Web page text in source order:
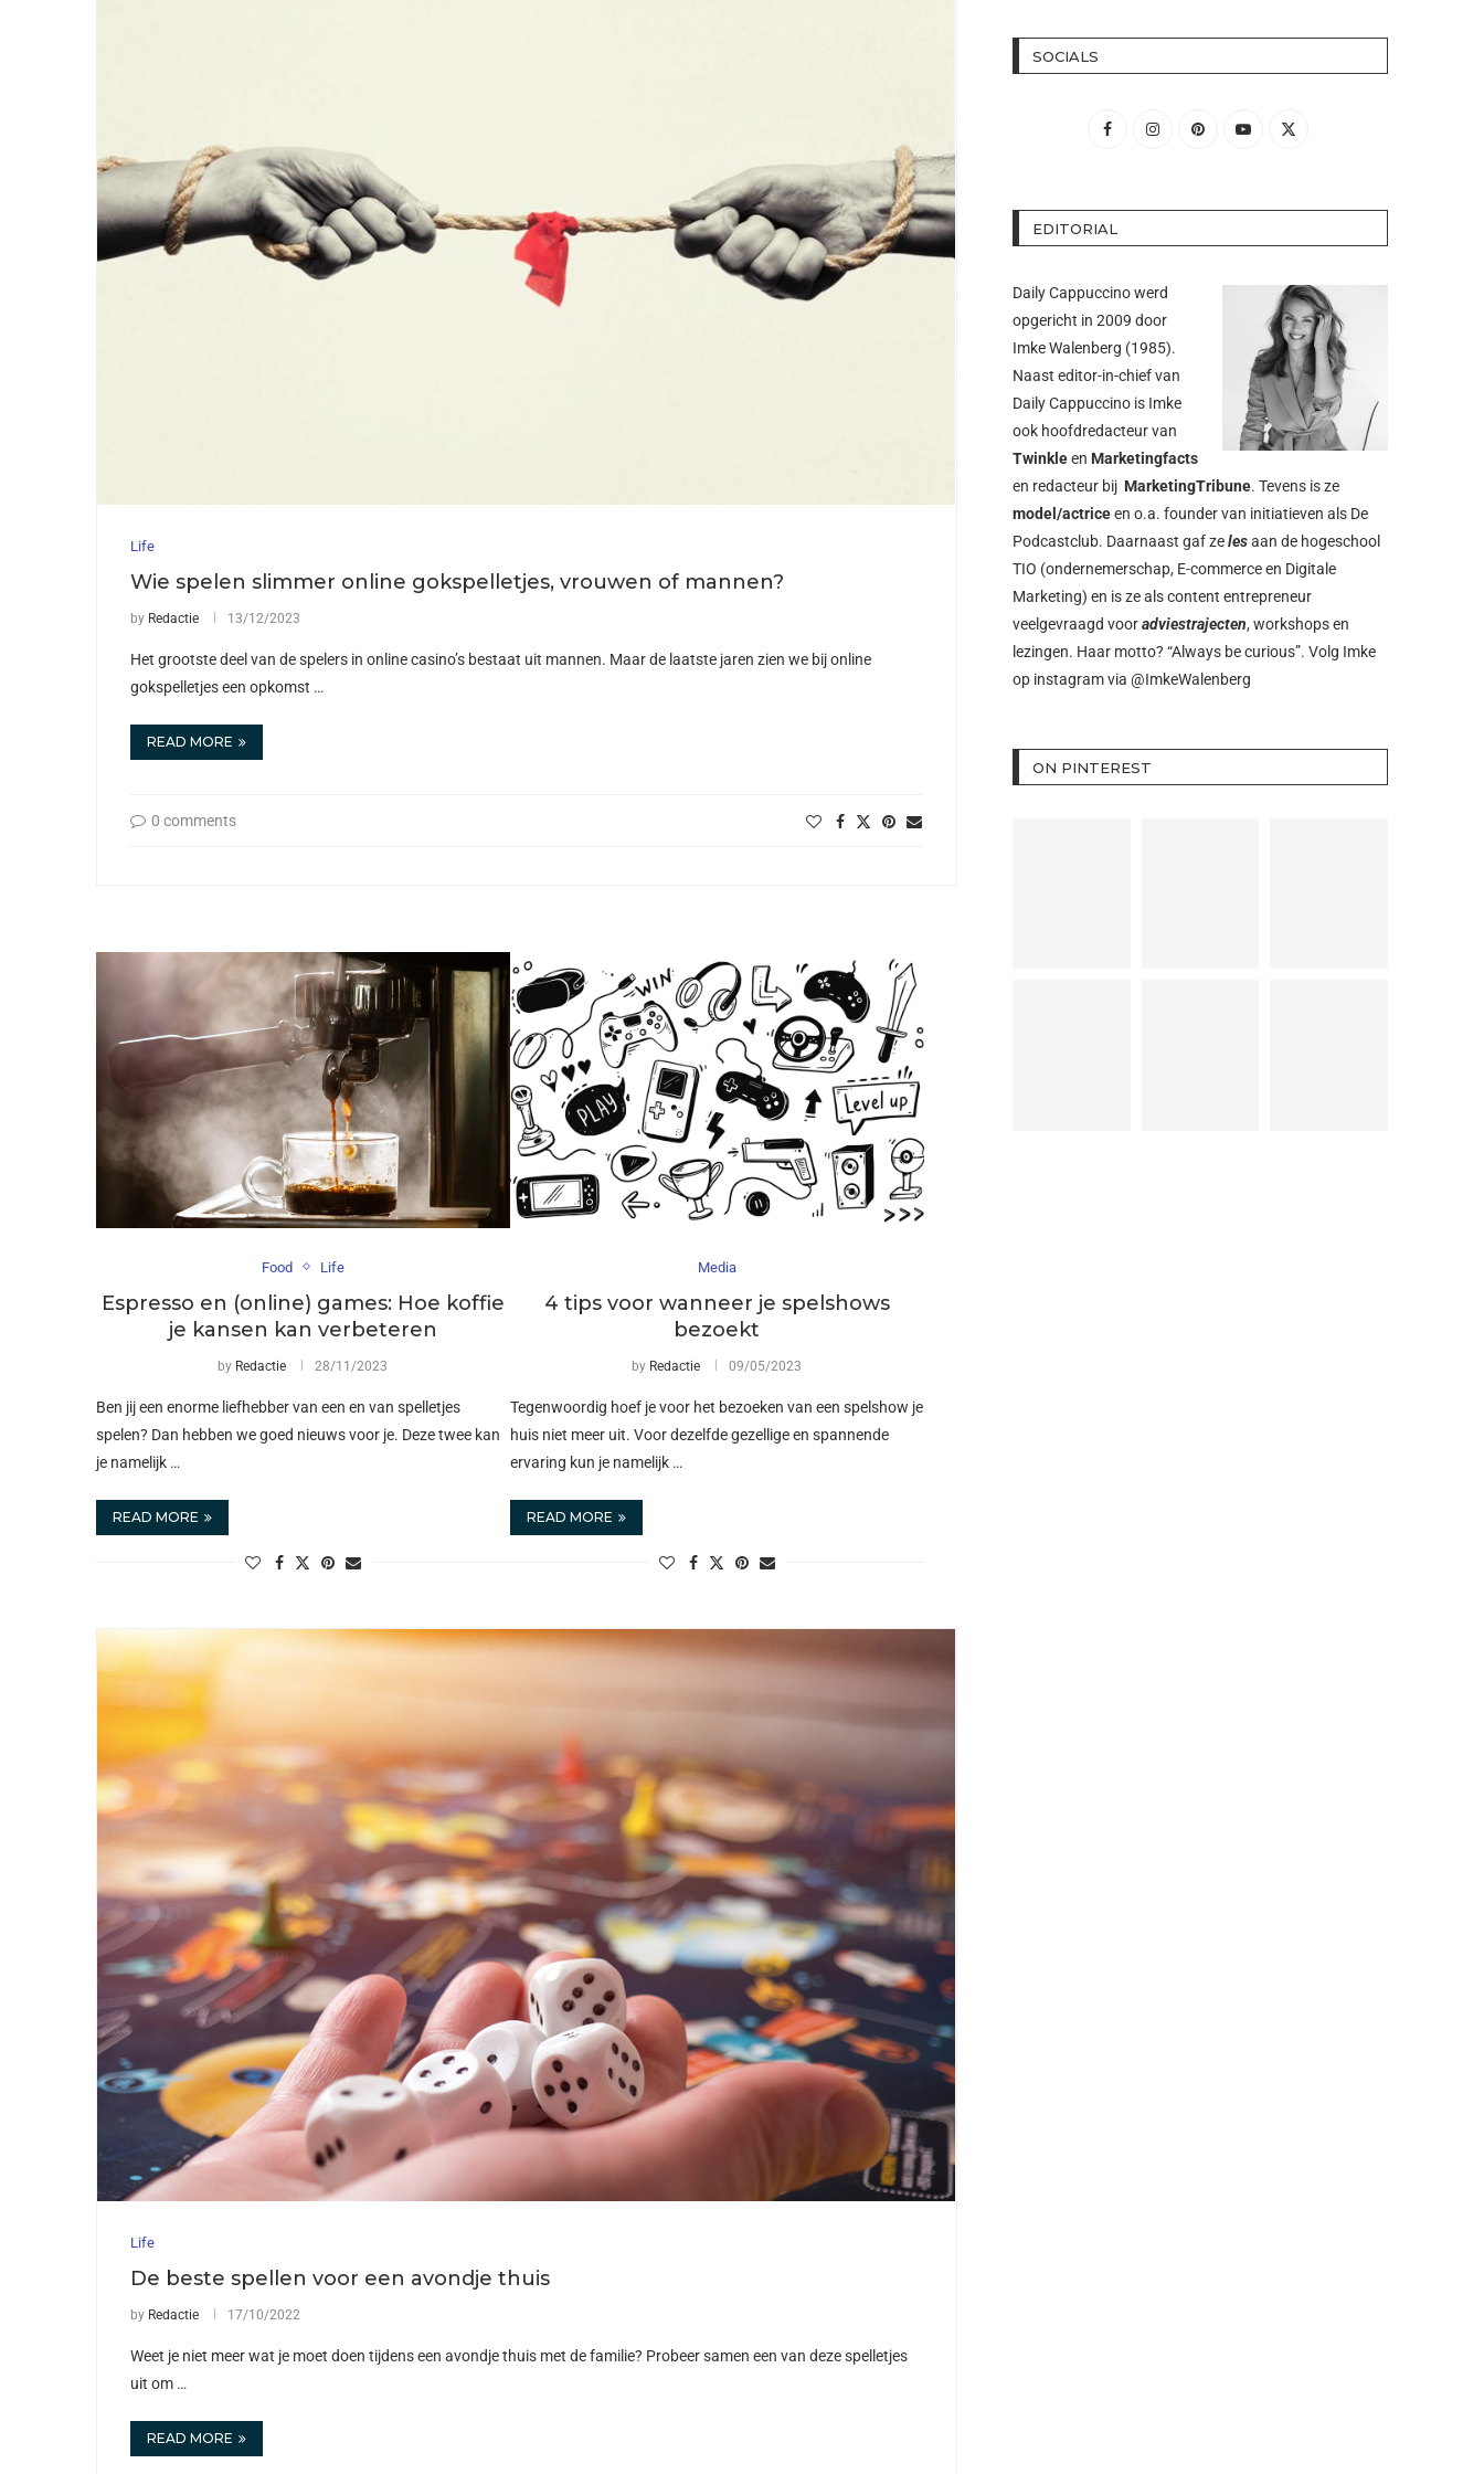
Life
Wie spelen slimmer online gokspelletjes, vrouwen of mannen?
by Redactie 13/12/2023
Het grootste deel van de spelers in online casino’s bestaat uit mannen. Maar de laatste jaren zien we bij online
gokspelletjes een opkomst …
READ MORE
0 comments
Food Life
Espresso en (online) games: Hoe koffie
je kansen kan verbeteren
by Redactie 28/11/2023
Ben jij een enorme liefhebber van een en van spelletjes
spelen? Dan hebben we goed nieuws voor je. Deze twee kan
je namelijk …
READ MORE
Media
4 tips voor wanneer je spelshows
bezoekt
by Redactie 09/05/2023
Tegenwoordig hoef je voor het bezoeken van een spelshow je
huis niet meer uit. Voor dezelfde gezellige en spannende
ervaring kun je namelijk …
READ MORE
Life
De beste spellen voor een avondje thuis
by Redactie 17/10/2022
Weet je niet meer wat je moet doen tijdens een avondje thuis met de familie? Probeer samen een van deze spelletjes
uit om …
READ MORE
SOCIALS
EDITORIAL
Daily Cappuccino werd
opgericht in 2009 door
Imke Walenberg (1985).
Naast editor-in-chief van
Daily Cappuccino is Imke
ook hoofdredacteur van
Twinkleen Marketingfacts
en redacteur bij MarketingTribune. Tevens is ze
model/actriceen o.a. founder van initiatieven als De
Podcastclub. Daarnaast gaf zelesaan de hogeschool
TIO (ondernemerschap, E-commerce en Digitale
Marketing) en is ze als content entrepreneur
veelgevraagd vooradviestrajecten, workshops en
lezingen. Haar motto? “Always be curious”. Volg Imke
op instagram via @ImkeWalenberg
ON PINTEREST